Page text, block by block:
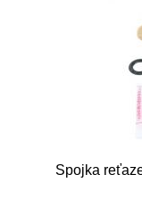
Spojka